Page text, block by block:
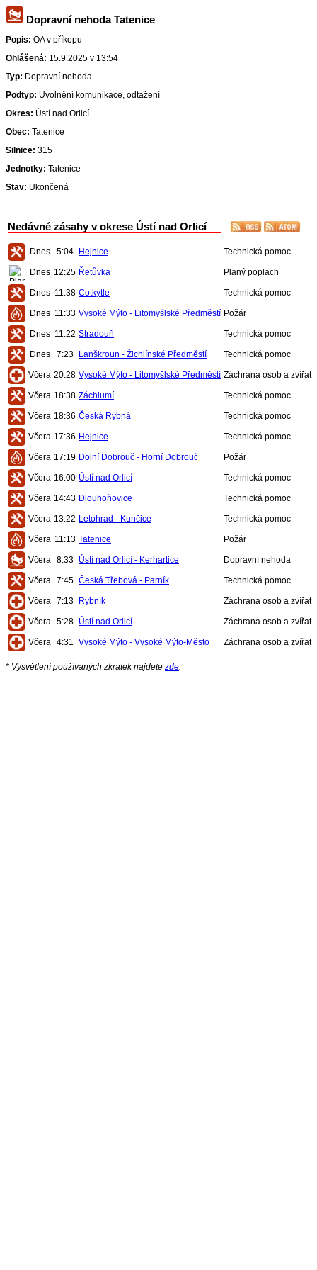
Dopravní nehoda Tatenice
Popis: OA v příkopu
Ohlášená: 15.9.2025 v 13:54
Typ: Dopravní nehoda
Podtyp: Uvolnění komunikace, odtažení
Okres: Ústí nad Orlicí
Obec: Tatenice
Silnice: 315
Jednotky: Tatenice
Stav: Ukončená
Nedávné zásahy v okrese Ústí nad Orlicí
Dnes 5:04 Hejnice Technická pomoc
Dnes 12:25 Řetůvka Planý poplach
Dnes 11:38 Cotkytle Technická pomoc
Dnes 11:33 Vysoké Mýto - Litomyšlské Předměstí Požár
Dnes 11:22 Stradouň Technická pomoc
Dnes 7:23 Lanškroun - Žichlínské Předměstí Technická pomoc
Včera 20:28 Vysoké Mýto - Litomyšlské Předměstí Záchrana osob a zvířat
Včera 18:38 Záchlumí Technická pomoc
Včera 18:36 Česká Rybná Technická pomoc
Včera 17:36 Hejnice Technická pomoc
Včera 17:19 Dolní Dobrouč - Horní Dobrouč Požár
Včera 16:00 Ústí nad Orlicí Technická pomoc
Včera 14:43 Dlouhoňovice Technická pomoc
Včera 13:22 Letohrad - Kunčice Technická pomoc
Včera 11:13 Tatenice Požár
Včera 8:33 Ústí nad Orlicí - Kerhartice Dopravní nehoda
Včera 7:45 Česká Třebová - Parník Technická pomoc
Včera 7:13 Rybník Záchrana osob a zvířat
Včera 5:28 Ústí nad Orlicí Záchrana osob a zvířat
Včera 4:31 Vysoké Mýto - Vysoké Mýto-Město Záchrana osob a zvířat
* Vysvětlení používaných zkratek najdete zde.